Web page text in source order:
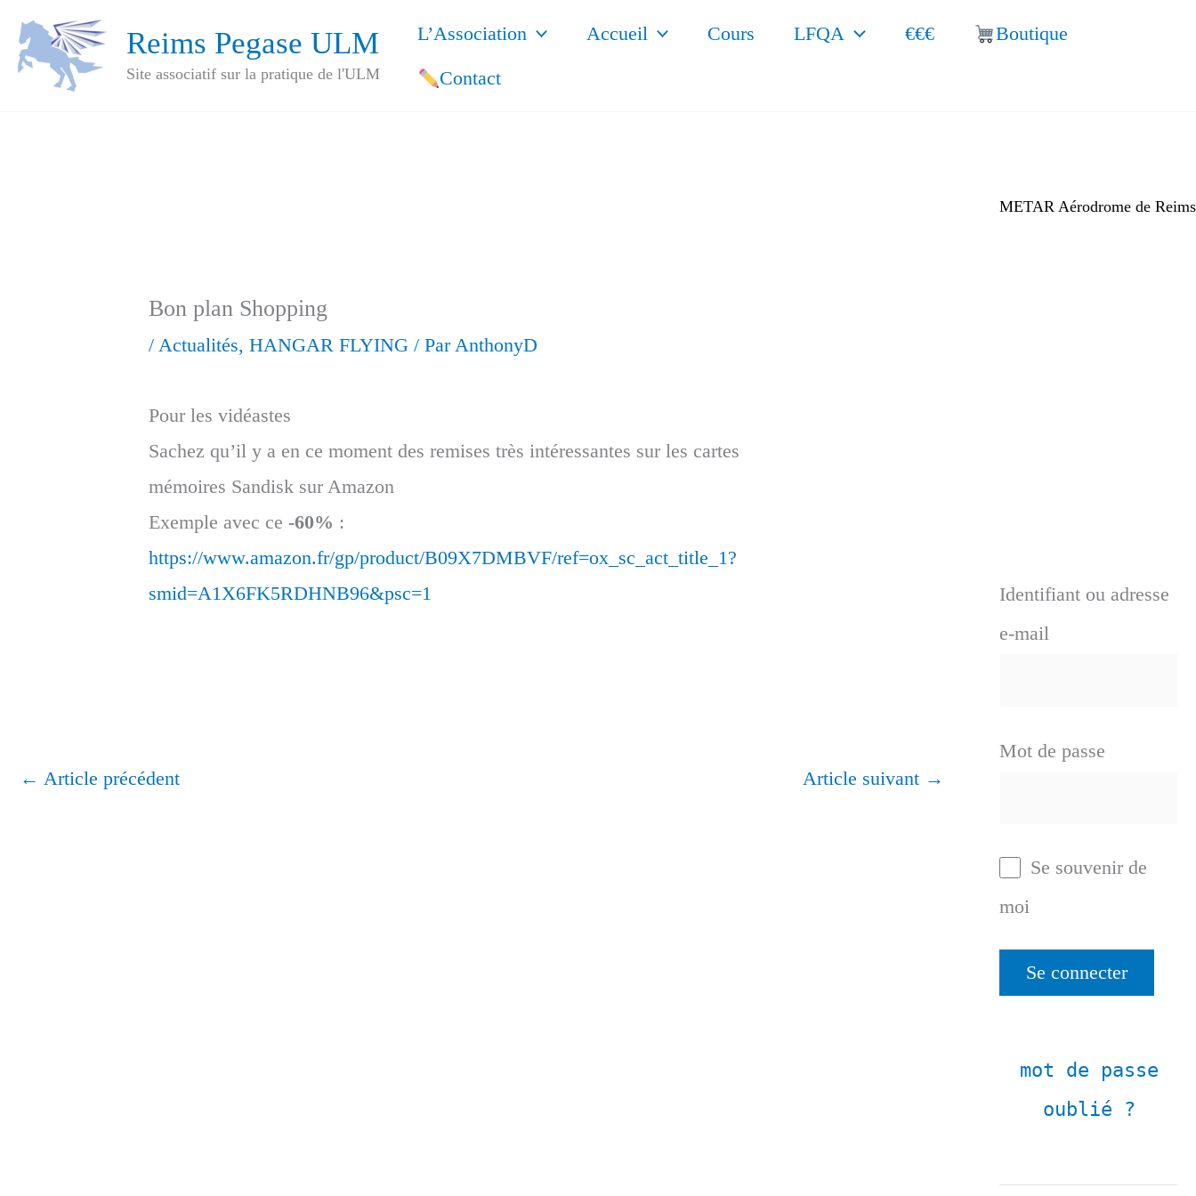
Aller
contenu
Reims Pegase ULM
Site associatif sur la pratique de l'ULM
L’Association Accueil Cours LFQA €€€
Boutique
Contact
Bon plan Shopping
/ Actualités, HANGAR FLYING/ ParAnthonyD
Pour les vidéastes
Sachez qu’il y a en ce moment des remises très intéressantes sur les cartes
mémoires Sandisk sur Amazon
Exemple avec ce -60% :
https://www.amazon.fr/gp/product/B09X7DMBVF/ref=ox_sc_act_title_1?
smid=A1X6FK5RDHNB96&psc=1
← Article précédent Article suivant →
METAR Aérodrome de
Identifiant ou adresse
e-mail
Mot de passe
Se souvenir de
moi
mot de passe
oublié ?